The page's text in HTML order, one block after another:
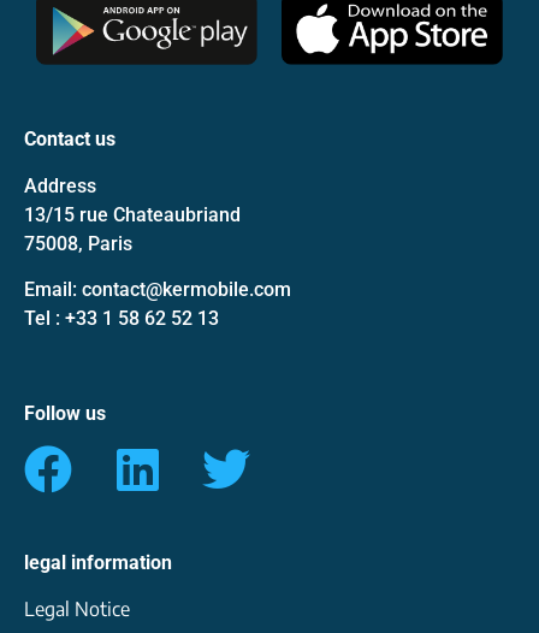
Contact us
Address
13/15 rue Chateaubriand
75008, Paris
Email: contact@kermobile.com
Tel : +33 1 58 62 52 13
Follow us
legal information
Legal Notice